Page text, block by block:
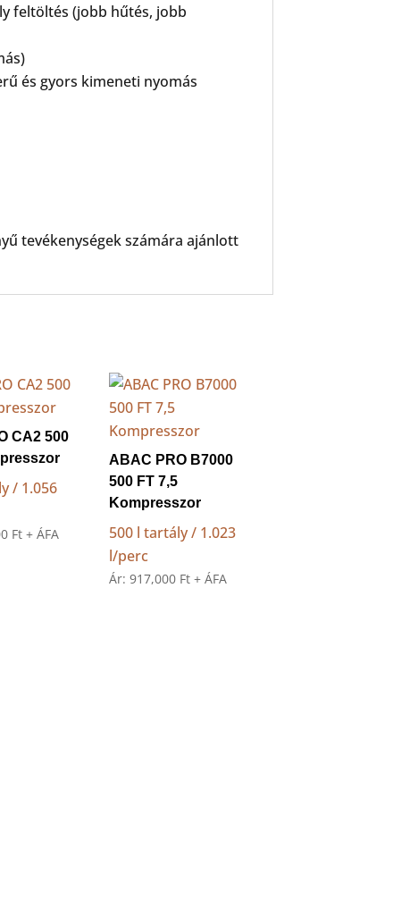
feltöltés (jobb hűtés, jobb
és gyors kimeneti nyomás
tevékenységek számára ajánlott
CA2 500
/ 1.056
Ft + ÁFA
ABAC PRO B7000
500 FT 7,5
Kompresszor
500 l tartály / 1.023
l/perc
Ár: 917,000 Ft + ÁFA